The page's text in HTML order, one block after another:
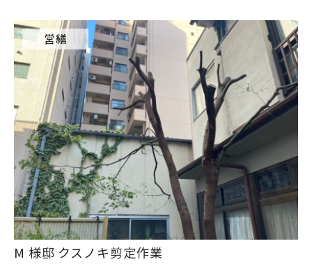
営繕
M 様邸 クスノキ剪定作業